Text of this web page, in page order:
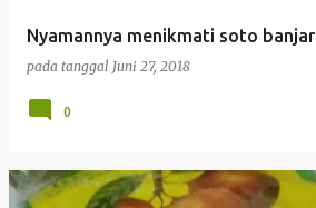
Nyamannya menikmati soto banjar
pada tanggal Juni 27, 2018
0